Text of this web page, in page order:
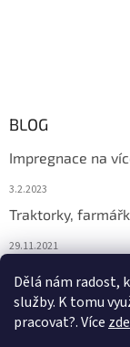
Dělá nám radost,
služby. K tomu
pracovat?. Více zde
BLOG
Impregnace na
3.2.2023
Traktorky,
29.11.2021
29.11.2021